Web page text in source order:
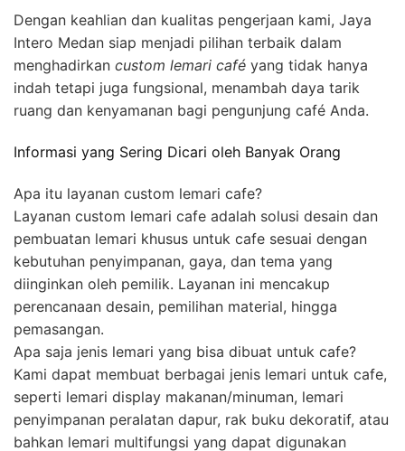
Dengan keahlian dan kualitas pengerjaan kami, Jaya
Intero Medan siap menjadi pilihan terbaik dalam
menghadirkan custom lemari café yang tidak hanya
indah tetapi juga fungsional, menambah daya tarik
ruang dan kenyamanan bagi pengunjung café Anda.
Informasi yang Sering Dicari oleh Banyak Orang
Apa itu layanan custom lemari cafe?
Layanan custom lemari cafe adalah solusi desain dan
pembuatan lemari khusus untuk cafe sesuai dengan
kebutuhan penyimpanan, gaya, dan tema yang
diinginkan oleh pemilik. Layanan ini mencakup
perencanaan desain, pemilihan material, hingga
pemasangan.
Apa saja jenis lemari yang bisa dibuat untuk cafe?
Kami dapat membuat berbagai jenis lemari untuk cafe,
seperti lemari display makanan/minuman, lemari
penyimpanan peralatan dapur, rak buku dekoratif, atau
bahkan lemari multifungsi yang dapat digunakan